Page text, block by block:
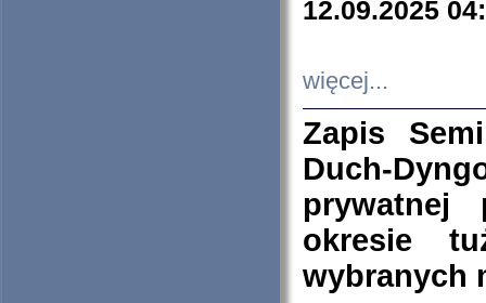
12.09.2025
więcej...
Zapis
Duch-
prywatnej
okresie
wybranych